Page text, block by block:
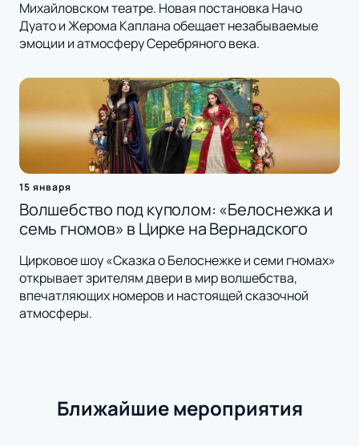
Михайловском театре. Новая постановка Начо
Дуато и Жерома Каплана обещает незабываемые
эмоции и атмосферу Серебряного века.
15 января
Волшебство под куполом: «Белоснежка и
семь гномов» в Цирке на Вернадского
Цирковое шоу «Сказка о Белоснежке и семи гномах»
открывает зрителям двери в мир волшебства,
впечатляющих номеров и настоящей сказочной
атмосферы.
Ближайшие мероприятия